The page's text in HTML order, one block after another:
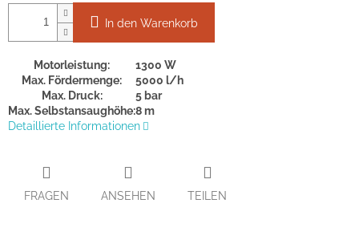
In den Warenkorb
Motorleistung:
1300 W
Max. Fördermenge:
5000 l/h
Max. Druck:
5 bar
Max. Selbstansaughöhe:8 m
Detaillierte Informationen
FRAGEN ANSEHEN TEILEN